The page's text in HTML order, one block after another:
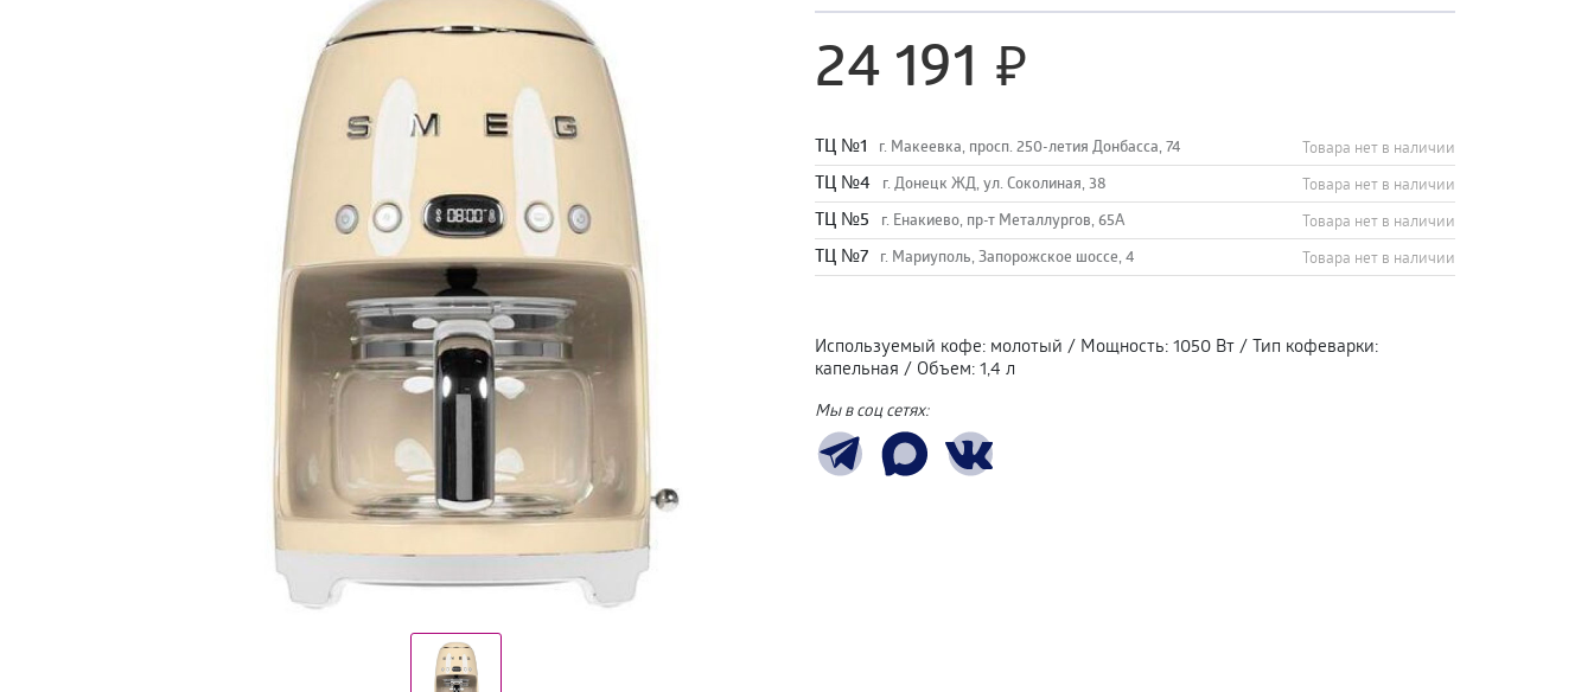
24 191
TЦ №1 г. Макеевка, просп. 250-летия Донбасса, 74 Товара нет в наличии
TЦ №4 г. Донецк ЖД, ул. Соколиная, 38 Товара нет в наличии
TЦ №5 г. Енакиево, пр-т Металлургов, 65А Товара нет в наличии
ТЦ №7 г. Мариуполь, Запорожское шоссе, 4 Товара нет в наличии
Используемый кофе: молотый / Мощность: 1050 Вт / Тип кофеварки:
капельная / Объем: 1,4 л
Мы в соц сетях: